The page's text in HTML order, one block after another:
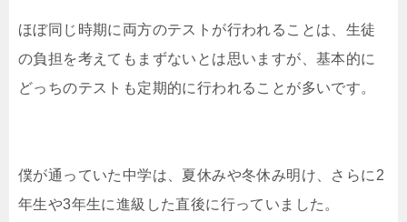
ほぼ同じ時期に両方のテストが行われることは、生徒
の負担を考えてもまずないとは思いますが、基本的に
どっちのテストも定期的に行われることが多いです。
僕が通っていた中学は、夏休みや冬休み明け、さらに2
年生や3年生に進級した直後に行っていました。